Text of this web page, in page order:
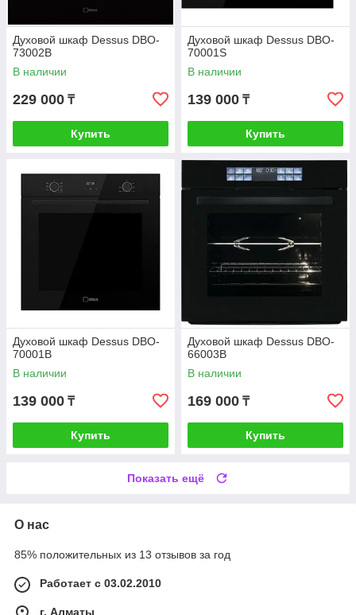
Духовой шкаф Dessus DBO-
73002B
В наличии
229 000 ₸
Купить
Духовой шкаф Dessus DBO-
70001S
В наличии
139 000 ₸
Купить
Духовой шкаф Dessus DBO-
70001B
В наличии
139 000 ₸
Купить
Духовой шкаф Dessus DBO-
66003B
В наличии
169 000 ₸
Купить
Показать ещё
О нас
85% положительных из 13 отзывов за год
Работает с 03.02.2010
г. Алматы